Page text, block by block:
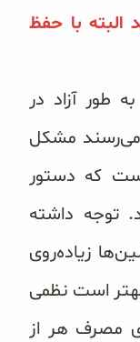
با حفظ
طور آزاد در
می‌رسند مشکل
که دستور
توجه داشته
زیاده‌روی
است نظمی
مصرف هر از